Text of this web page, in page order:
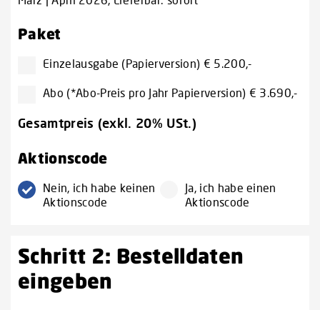
Paket
Einzelausgabe (Papierversion) € 5.200,-
Abo (*Abo-Preis pro Jahr Papierversion) € 3.690,-
Gesamtpreis (exkl. 20% USt.)
Aktionscode
Nein, ich habe keinen
Aktionscode
Ja, ich habe einen
Aktionscode
Schritt 2: Bestelldaten
eingeben